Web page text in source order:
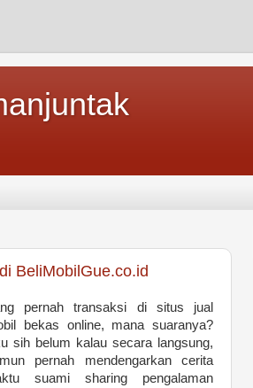
BeliMobilGue.co.id
pernah transaksi di situs jual
bekas online, mana suaranya?
sih belum kalau secara langsung,
pernah mendengarkan cerita
suami sharing pengalaman